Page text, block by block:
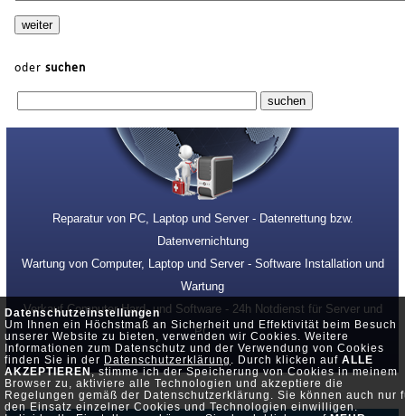
Datenschutzeinstellungen
Um Ihnen ein Höchstmaß an Sicherheit und Effektivität beim Besuch
unserer Website zu bieten, verwenden wir Cookies. Weitere
Informationen zum Datenschutz und der Verwendung von Cookies
finden Sie in der Datenschutzerklärung . Durch klicken auf ALLE
AKZEPTIEREN, stimme ich der Speicherung von Cookies in meinem
Browser zu, aktiviere alle Technologien und akzeptiere die
Regelungen gemäß der Datenschutzerklärung. Sie können auch nur
den Einsatz einzelner Cookies und Technologien einwilligen.
oder suchen
Reparatur von PC, Laptop und Server - Datenrettung bzw.
Datenvernichtung
Wartung von Computer, Laptop und Server - Software Installation und
Wartung
Verkauf Computer Hard- und Software - 24h Notdienst für Server und
PC